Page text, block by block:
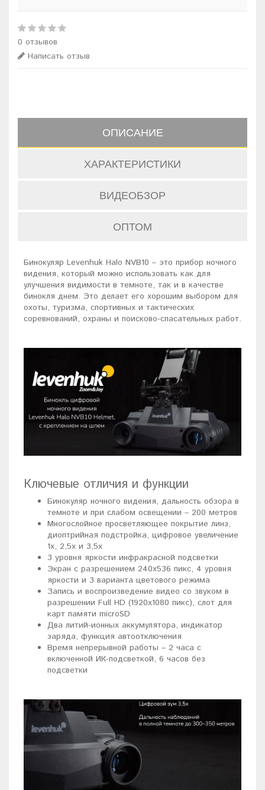
0 отзывов
Написать отзыв
ОПИСАНИЕ
ХАРАКТЕРИСТИКИ
ВИДЕОБЗОР
ОПТОМ
Бинокуляр Levenhuk Halo NVB10 – это прибор ночного
видения, который можно использовать как для
улучшения видимости в темноте, так и в качестве
бинокля днем. Это делает его хорошим выбором для
охоты, туризма, спортивных и тактических
соревнований, охраны и поисково-спасательных работ.
Ключевые отличия и функции
Бинокуляр ночного видения, дальность обзора в
темноте и при слабом освещении – 200 метров
Многослойное просветляющее покрытие линз,
диоптрийная подстройка, цифровое увеличение
1х, 2,5х и 3,5х
3 уровня яркости инфракрасной подсветки
Экран с разрешением 240x536 пикс, 4 уровня
яркости и 3 варианта цветового режима
Запись и воспроизведение видео со звуком в
разрешении Full HD (1920x1080 пикс), слот для
карт памяти microSD
Два литий-ионных аккумулятора, индикатор
заряда, функция автоотключения
Время непрерывной работы – 2 часа с
включенной ИК-подсветкой, 6 часов без
подсветки